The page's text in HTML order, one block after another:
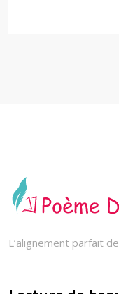
L’alignement parfait